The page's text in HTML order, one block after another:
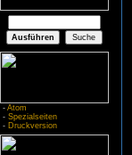
- Atom
- Spezialseiten
- Druckversion